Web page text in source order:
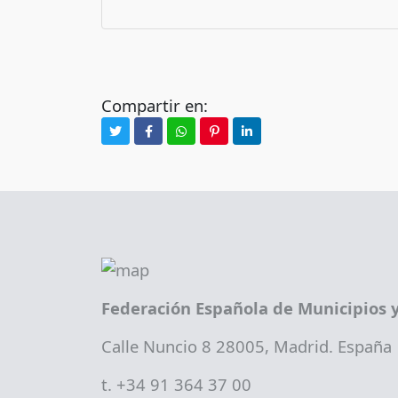
Compartir en:
Federación Española de Municipios
Calle Nuncio 8 28005, Madrid. España
t. +34 91 364 37 00